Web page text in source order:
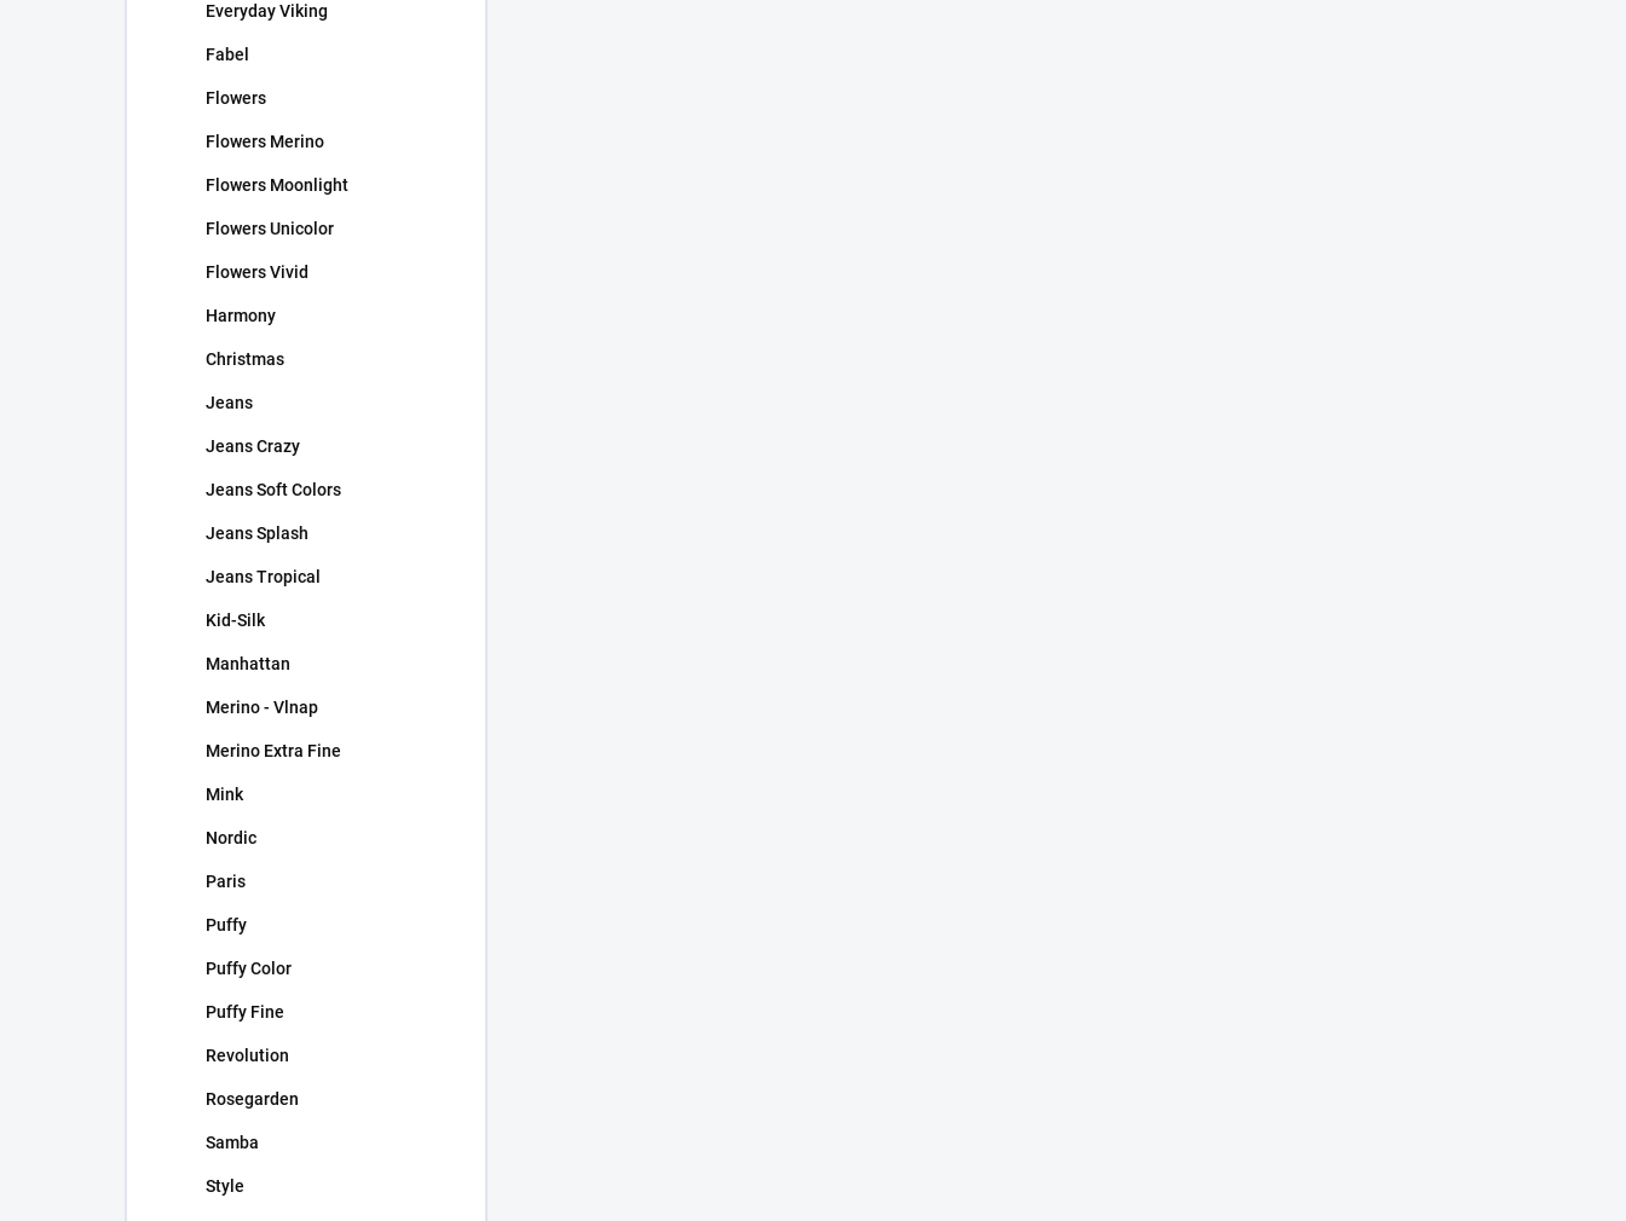
Everyday Viking
Fabel
Flowers
Flowers Merino
Flowers Moonlight
Flowers Unicolor
Flowers Vivid
Harmony
Christmas
Jeans
Jeans Crazy
Jeans Soft Colors
Jeans Splash
Jeans Tropical
Kid-Silk
Manhattan
Merino - Vlnap
Merino Extra Fine
Mink
Nordic
Paris
Puffy
Puffy Color
Puffy Fine
Revolution
Rosegarden
Samba
Style